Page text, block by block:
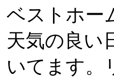
ベストホ
天気の良い
いてます。